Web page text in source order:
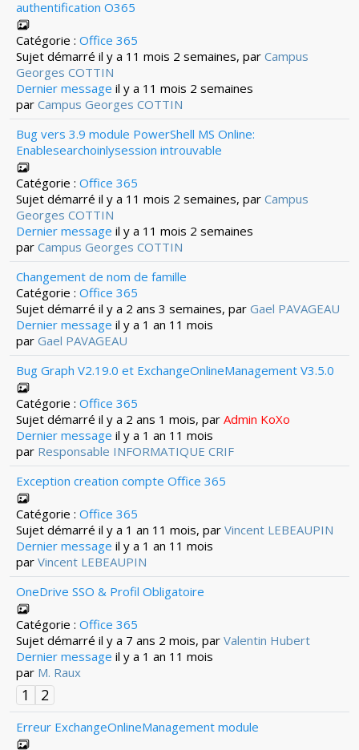
authentification O365
Catégorie : Office 365
Sujet démarré il y a 11 mois 2 semaines, par Campus
Georges COTTIN
Dernier message il y a 11 mois 2 semaines
par Campus Georges COTTIN
Bug vers 3.9 module PowerShell MS Online:
Enablesearchoinlysession introuvable
Catégorie : Office 365
Sujet démarré il y a 11 mois 2 semaines, par Campus
Georges COTTIN
Dernier message il y a 11 mois 2 semaines
par Campus Georges COTTIN
Changement de nom de famille
Catégorie : Office 365
Sujet démarré il y a 2 ans 3 semaines, par Gael PAVAGEAU
Dernier message il y a 1 an 11 mois
par Gael PAVAGEAU
Bug Graph V2.19.0 et ExchangeOnlineManagement V3.5.0
Catégorie : Office 365
Sujet démarré il y a 2 ans 1 mois, par Admin KoXo
Dernier message il y a 1 an 11 mois
par Responsable INFORMATIQUE CRIF
Exception creation compte Office 365
Catégorie : Office 365
Sujet démarré il y a 1 an 11 mois, par Vincent LEBEAUPIN
Dernier message il y a 1 an 11 mois
par Vincent LEBEAUPIN
OneDrive SSO & Profil Obligatoire
Catégorie : Office 365
Sujet démarré il y a 7 ans 2 mois, par Valentin Hubert
Dernier message il y a 1 an 11 mois
par M. Raux
1 2
Erreur ExchangeOnlineManagement module